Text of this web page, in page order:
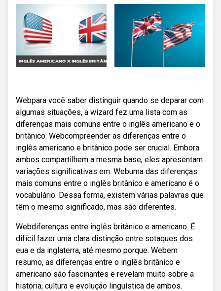
Webpara você saber distinguir quando se deparar com
algumas situações, a wizard fez uma lista com as
diferenças mais comuns entre o inglês americano e o
britânico: Webcompreender as diferenças entre o
inglês americano e britânico pode ser crucial. Embora
ambos compartilhem a mesma base, eles apresentam
variações significativas em. Webuma das diferenças
mais comuns entre o inglês britânico e americano é o
vocabulário. Dessa forma, existem várias palavras que
têm o mesmo significado, mas são diferentes.
Webdiferenças entre inglês britânico e americano. É
difícil fazer uma clara distinção entre sotaques dos
eua e da inglaterra, até mesmo porque. Webem
resumo, as diferenças entre o inglês britânico e
americano são fascinantes e revelam muito sobre a
história, cultura e evolução linguística de ambos.